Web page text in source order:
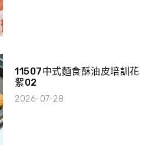
11507中式麵食酥油皮培訓花
絮02
2026-07-28